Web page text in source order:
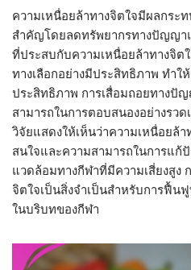
ความเหนื่อยล้าทางจิตใจมีผลกระ
สำคัญโดยลดทรัพยากรทางปัญญา
ที่ประสบกับความเหนื่อยล้าทางจิต
ทางเลือกอย่างมีประสิทธิภาพ ทำใ
ประสิทธิภาพ การเสื่อมถอยทางปั
สามารถในการตอบสนองอย่างรวด
วิจัยแสดงให้เห็นว่าความเหนื่อยล้
สนใจและความสามารถในการแ
แวดล้อมทางกีฬาที่มีความเสี่ยงสูง
จิตใจเป็นสิ่งจำเป็นสำหรับการฟื้
ในบริบทของกีฬา